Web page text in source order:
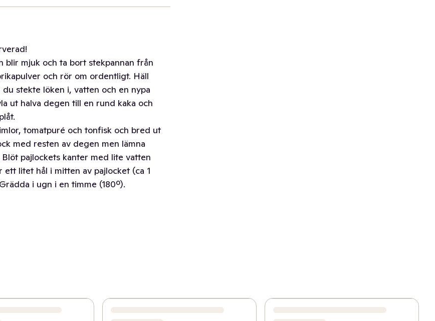
blir mjuk och ta bort stekpannan från
och rör om ordentligt. Häll
stekte löken i, vatten och en nypa
ut halva degen till en rund kaka och
tomatpuré och tonfisk och bred ut
med resten av degen men lämna
pajlockets kanter med lite vatten
litet hål i mitten av pajlocket (ca 1
i ugn i en timme (180º).